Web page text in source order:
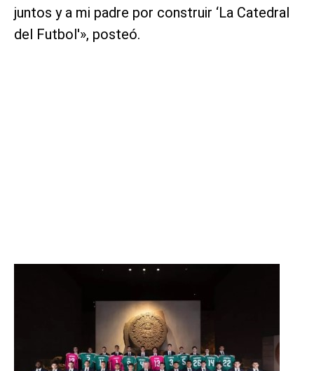
juntos y a mi padre por construir ‘La Catedral
del Futbol'», posteó.